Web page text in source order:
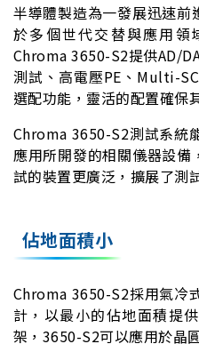
半導體製造為一發展迅速前
於多個世代交替與應用領
Chroma 3650-S2提供AD/
測試、高電壓PE、Multi-
選配功能，靈活的配置確保
Chroma 3650-S2測試系統
應用所開發的相關儀器設
試的裝置更廣泛，擴展了測
佔地面積小
Chroma 3650-S2採用氣冷
計，以最小的佔地面積提
架，3650-S2可以應用於晶